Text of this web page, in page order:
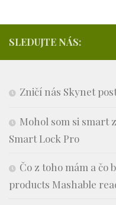
SLEDUJTE NÁS:
Zničí nás Skynet
Mohol som si smart
Smart Lock Pro
Čo z toho mám a čo
products Mashable